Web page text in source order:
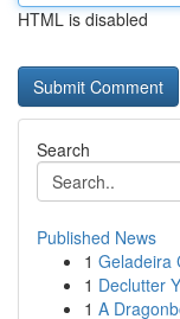
HTML is disabled
Search
Published News
1 Geladeira
1 Declutter
1 A